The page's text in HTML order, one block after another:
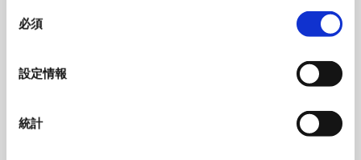
必須
設定情報
統計